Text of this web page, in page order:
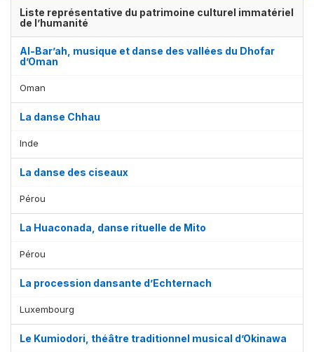
Liste représentative du patrimoine culturel immatériel
de l’humanité
Al-Bar’ah, musique et danse des vallées du Dhofar
d’Oman
Oman
La danse Chhau
Inde
La danse des ciseaux
Pérou
La Huaconada, danse rituelle de Mito
Pérou
La procession dansante d’Echternach
Luxembourg
Le Kumiodori, théâtre traditionnel musical d’Okinawa